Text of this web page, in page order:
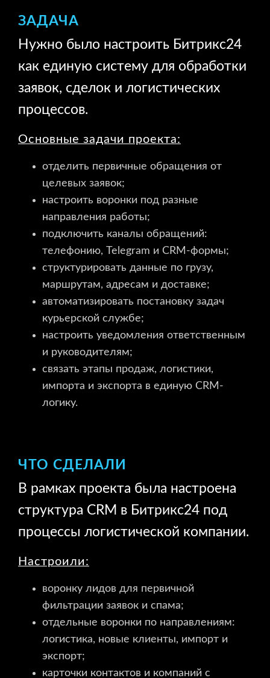
ЗАДАЧА
Нужно было настроить Битрикс24
как единую систему для обработки
заявок, сделок и логистических
процессов.
Основные задачи проекта:
отделить первичные обращения от
целевых заявок;
настроить воронки под разные
направления работы;
подключить каналы обращений:
телефонию, Telegram и CRM-формы;
структурировать данные по грузу,
маршрутам, адресам и доставке;
автоматизировать постановку задач
курьерской службе;
настроить уведомления ответственным
и руководителям;
связать этапы продаж, логистики,
импорта и экспорта в единую CRM-
логику.
ЧТО СДЕЛАЛИ
В рамках проекта была настроена
структура CRM в Битрикс24 под
процессы логистической компании.
Настроили:
воронку лидов для первичной
фильтрации заявок и спама;
отдельные воронки по направлениям:
логистика, новые клиенты, импорт и
экспорт;
карточки контактов и компаний с